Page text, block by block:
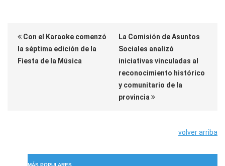
Con el Karaoke comenzó
la séptima edición de la
Fiesta de la Música
La Comisión de Asuntos
Sociales analizó
iniciativas vinculadas al
reconocimiento histórico
y comunitario de la
provincia
volver arriba
MÁS POPULARES